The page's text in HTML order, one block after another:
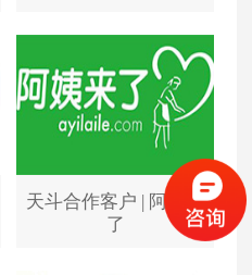
天斗合作客户 | 阿姨来
了